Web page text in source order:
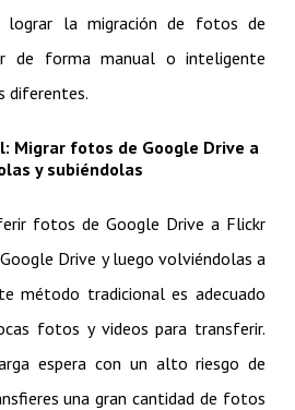
lograr la migración de fotos de
de forma manual o inteligente
diferentes.
Migrar fotos de Google Drive a
y subiéndolas
fotos de Google Drive a Flickr
Drive y luego volviéndolas a
método tradicional es adecuado
fotos y videos para transferir.
espera con un alto riesgo de
una gran cantidad de fotos